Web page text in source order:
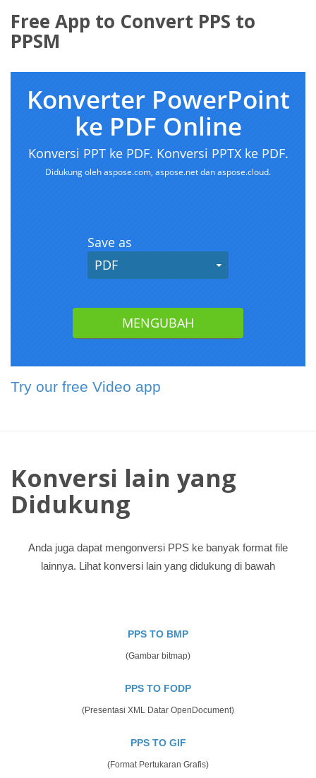
Free App to Convert PPS to
PPSM
Try our free Video app
Konversi lain yang
Didukung
Anda juga dapat mengonversi PPS ke banyak format file
lainnya. Lihat konversi lain yang didukung di bawah
PPS TO BMP
(Gambar bitmap)
PPS TO FODP
(Presentasi XML Datar OpenDocument)
PPS TO GIF
(Format Pertukaran Grafis)